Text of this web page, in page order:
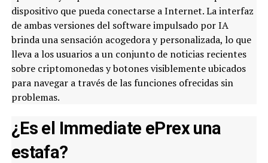
dispositivo que pueda conectarse a Internet. La interfaz
de ambas versiones del software impulsado por IA
brinda una sensación acogedora y personalizada, lo que
lleva a los usuarios a un conjunto de noticias recientes
sobre criptomonedas y botones visiblemente ubicados
para navegar a través de las funciones ofrecidas sin
problemas.
¿Es el Immediate ePrex una
estafa?